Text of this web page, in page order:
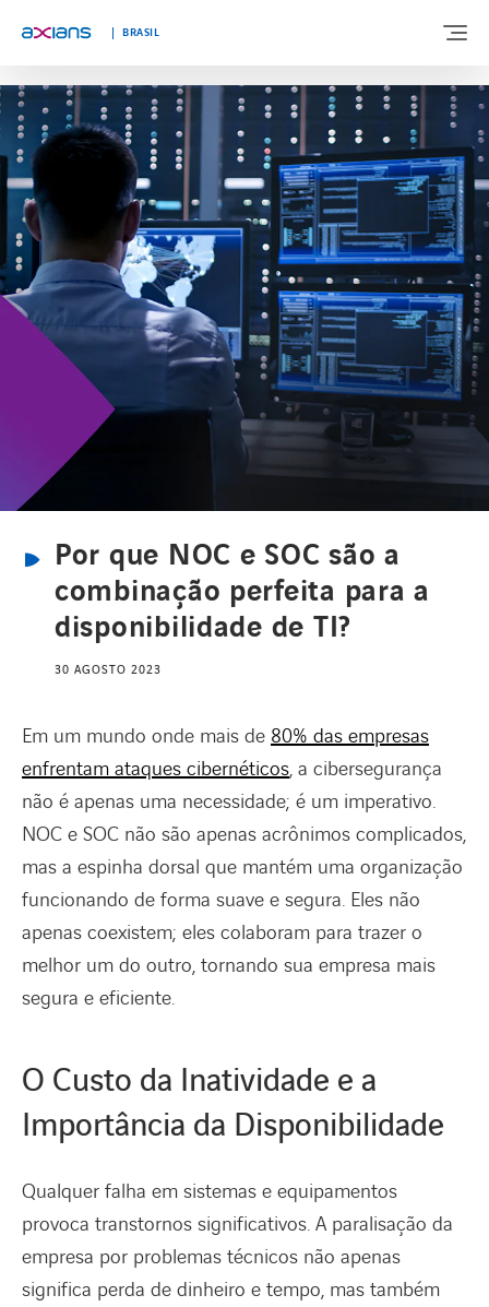
BRASIL
BEM-VINDO A AXIANS BRASIL
SOBRE NÓS
EXPERTISES
SEGMENTOS
BLOG
FALE CONOSCO
CANAL DE DENÚNCIAS
CARREIRAS
Por que NOC e SOC são a
combinação perfeita para a
disponibilidade de TI?
30 AGOSTO 2023
Em um mundo onde mais de 80% das empresas
enfrentam ataques cibernéticos, a cibersegurança
não é apenas uma necessidade; é um imperativo.
NOC e SOC não são apenas acrônimos complicados,
mas a espinha dorsal que mantém uma organização
funcionando de forma suave e segura. Eles não
apenas coexistem; eles colaboram para trazer o
melhor um do outro, tornando sua empresa mais
segura e eficiente.
O Custo da Inatividade e a
Importância da Disponibilidade
Qualquer falha em sistemas e equipamentos
provoca transtornos significativos. A paralisação da
empresa por problemas técnicos não apenas
significa perda de dinheiro e tempo, mas também